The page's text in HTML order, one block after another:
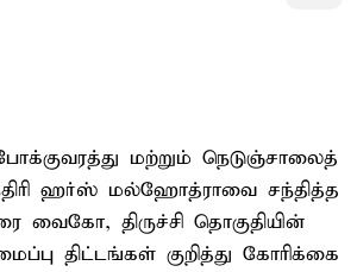
மற்றும் நெடுஞ்சாலைத்
ஹர்ஸ் மல்ஹோத்ராவை சந்தித்த
வைகோ, திருச்சி தொகுதியின்
திட்டங்கள் குறித்து கோரிக்கை